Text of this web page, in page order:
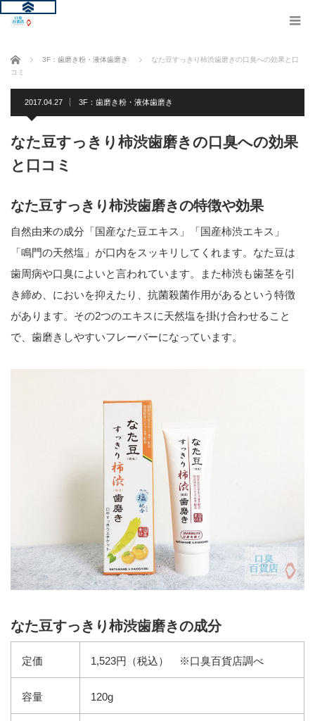
ホーム 3F：歯磨き粉・液体歯磨き
なた豆すっきり柿渋歯磨きの口臭への効果と口
コミ
2017.04.27 3F：歯磨き粉・液体歯磨き
なた豆すっきり柿渋歯磨きの口臭への効果
と口コミ
なた豆すっきり柿渋歯磨きの特徴や効果
自然由来の成分「国産なた豆エキス」「国産柿渋エキス」
「鳴門の天然塩」が口内をスッキリしてくれます。なた豆は
歯周病や口臭によいと言われています。また柿渋も歯茎を引
き締め、においを抑えたり、抗菌殺菌作用があるという特徴
があります。その2つのエキスに天然塩を掛け合わせること
で、歯磨きしやすいフレーバーになっています。
なた豆すっきり柿渋歯磨きの成分
定価 1,523円（税込） ※口臭百貨店調べ
容量 120g